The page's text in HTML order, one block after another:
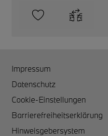
Impressum
Datenschutz
Cookie-Einstellungen
Barrierefreiheitserklärung
Hinweisgebersystem